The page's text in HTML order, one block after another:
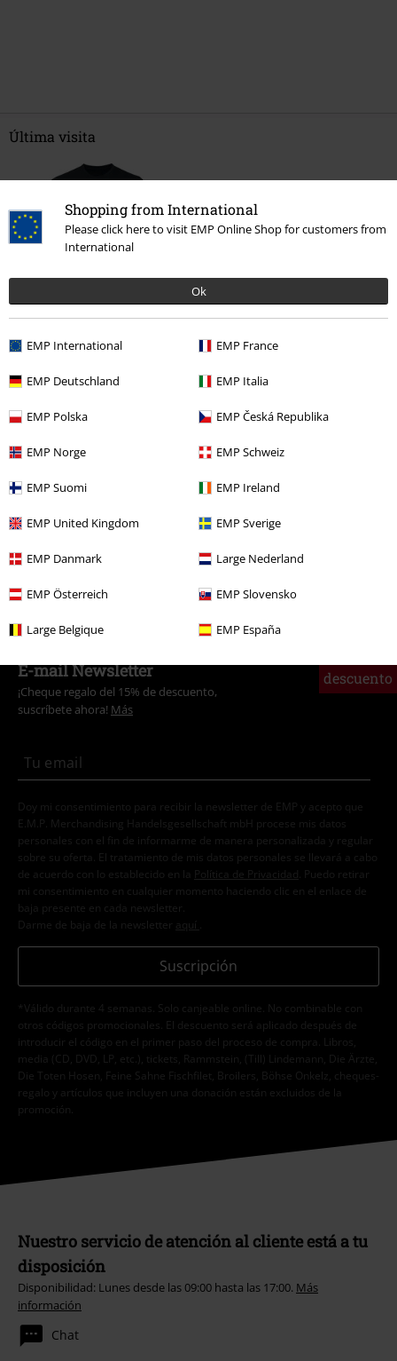
Shopping from International
Please click here to visit EMP Online Shop for customers from
International
Ok
EMP International EMP France
EMP Deutschland EMP Italia
EMP Polska EMP Česká Republika
EMP Norge EMP Schweiz
EMP Suomi EMP Ireland
EMP United Kingdom EMP Sverige
EMP Danmark Large Nederland
EMP Österreich EMP Slovensko
Large Belgique EMP España
Última visita
Más categorías. Más opciones
descuento
E-mail Newsletter
¡Cheque regalo del 15% de descuento,
suscríbete ahora! Más
Doy mi consentimiento para recibir la newsletter de EMP y acepto que
E.M.P. Merchandising Handelsgesellschaft mbH procese mis datos
personales con el fin de informarme de manera personalizada y regular
sobre su oferta. El tratamiento de mis datos personales se llevará a cabo
de acuerdo con lo establecido en la
Política de Privacidad . Puedo retirar
mi consentimiento en cualquier momento haciendo clic en el enlace de
baja presente en cada newsletter.
Darme de baja de la newsletter
aquí
Suscripción
*Válido durante 4 semanas. Solo canjeable online. No combinable con
otros códigos promocionales. El descuento será aplicado después de
introducir el código en el primer paso del proceso de compra. Libros,
media (CD, DVD, LP, etc.), tickets, Rammstein, (Till) Lindemann, Die Ärzte,
Die Toten Hosen, Feine Sahne Fischfilet, Broilers, Böhse Onkelz, cheques-
regalo y artículos que incluyen una donación están excluidos de la
promoción.
Nuestro servicio de atención al cliente está a tu
disposición
Disponibilidad: Lunes desde las 09:00 hasta las 17:00. Más
información
Chat